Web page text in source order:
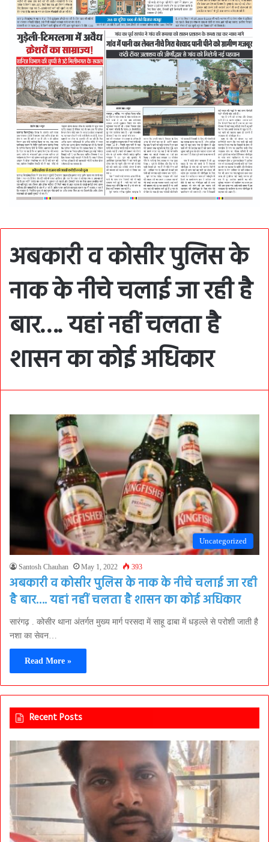
अबकारी व कोसीर पुलिस के
नाक के नीचे चलाई जा रही है
बार…. यहां नहीं चलता है
शासन का कोई अधिकार
Uncategorized
Santosh Chauhan May 1, 2022 393
अबकारी व कोसीर पुलिस के नाक के नीचे चलाई जा रही
है बार…. यहां नहीं चलता है शासन का कोई अधिकार
सारंगढ़ . कोसीर थाना अंतर्गत मुख्य मार्ग परसदा में साहू ढाबा में धड़ल्ले से परोशी जाती है
नशा का सेवन…
Read More »
Recent Posts